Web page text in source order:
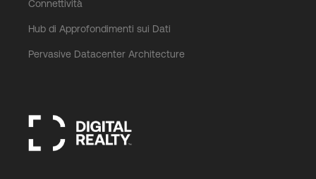
Connettività
Hub di Approfondimenti sui Dati
Pervasive Datacenter Architecture